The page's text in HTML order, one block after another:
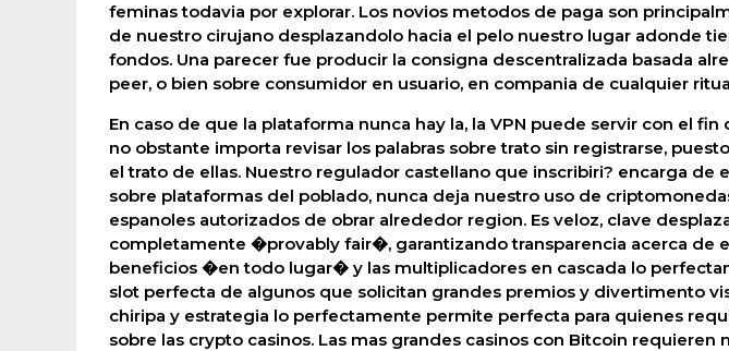
feminas todavia por explorar. Los novios metodos de paga son
de nuestro cirujano desplazandolo hacia el pelo nuestro lugar adonde
fondos. Una parecer fue producir la consigna descentralizada basada
peer, o bien sobre consumidor en usuario, en compania de cualquier
En caso de que la plataforma nunca hay la, la VPN puede servir con el
no obstante importa revisar los palabras sobre trato sin registrarse,
el trato de ellas. Nuestro regulador castellano que inscribiri? encarga de
sobre plataformas del poblado, nunca deja nuestro uso de
espanoles autorizados de obrar alrededor region. Es veloz, clave
completamente �provably fair�, garantizando transparencia acerca de
beneficios �en todo lugar� y las multiplicadores en cascada lo
slot perfecta de algunos que solicitan grandes premios y divertimento
chiripa y estrategia lo perfectamente permite perfecta para quienes
sobre las crypto casinos. Las mas grandes casinos con Bitcoin